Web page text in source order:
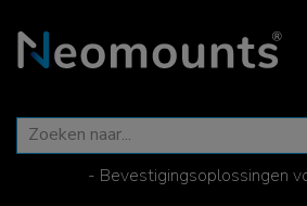
- Bevestigingsoplossingen